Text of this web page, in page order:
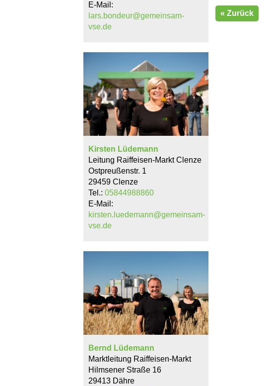
E-Mail:
lars.bondeur@gemeinsam-
vse.de
Kirsten Lüdemann
Leitung Raiffeisen-Markt Clenze
Ostpreußenstr. 1
29459 Clenze
Tel.: 05844988860
E-Mail:
kirsten.luedemann@gemeinsam-
vse.de
Bernd Lüdemann
Marktleitung Raiffeisen-Markt
Hilmsener Straße 16
29413 Dähre
« Zurück